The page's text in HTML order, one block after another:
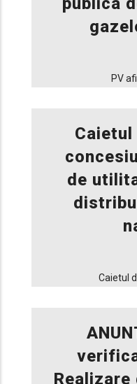
PV
Caietul
de
Caietul